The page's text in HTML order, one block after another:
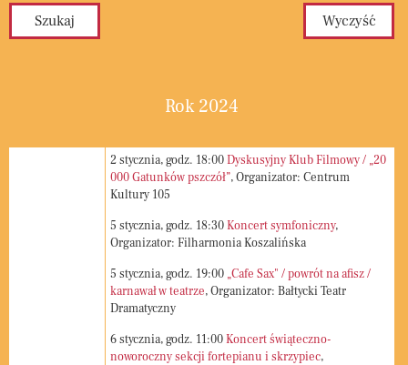
Rok 2024
2stycznia, godz. 18:00Dyskusyjny Klub Filmowy / „20
000 Gatunków pszczół”, Organizator: Centrum
Kultury 105
5 stycznia, godz. 18:30Koncert symfoniczny,
Organizator: Filharmonia Koszalińska
5 stycznia, godz. 19:00 „Cafe Sax" / powrót na afisz /
karnawał w teatrze, Organizator: Bałtycki Teatr
Dramatyczny
6stycznia, godz. 11:00Koncert świąteczno-
noworoczny sekcji fortepianu i skrzypiec,